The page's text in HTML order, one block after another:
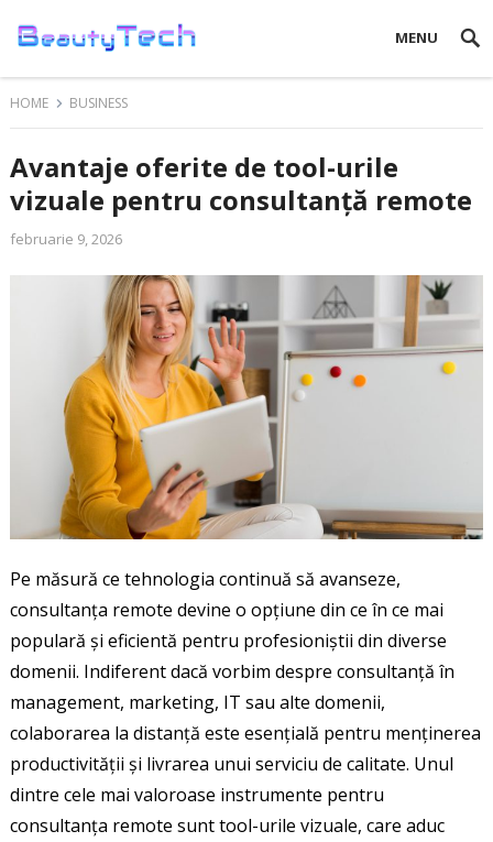
MENU
HOME BUSINESS
Avantaje oferite de tool-urile
vizuale pentru consultanță remote
februarie 9, 2026
Pe măsură ce tehnologia continuă să avanseze,
consultanța remote devine o opțiune din ce în ce mai
populară și eficientă pentru profesioniștii din diverse
domenii. Indiferent dacă vorbim despre consultanță în
management, marketing, IT sau alte domenii,
colaborarea la distanță este esențială pentru menținerea
productivității și livrarea unui serviciu de calitate. Unul
dintre cele mai valoroase instrumente pentru
consultanța remote sunt tool-urile vizuale, care aduc